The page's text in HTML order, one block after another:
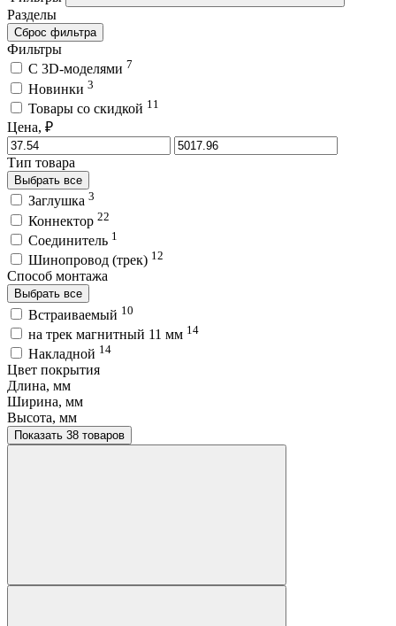
Разделы
Сброс фильтра
Фильтры
C 3D-моделями 7
Новинки 3
Товары со скидкой 11
Цена, ₽
Тип товара
Выбрать все
Заглушка 3
Коннектор 22
Соединитель 1
Шинопровод (трек) 12
Способ монтажа
Выбрать все
Встраиваемый 10
на трек магнитный 11 мм 14
Накладной 14
Цвет покрытия
Длина, мм
Ширина, мм
Высота, мм
Показать 38 товаров